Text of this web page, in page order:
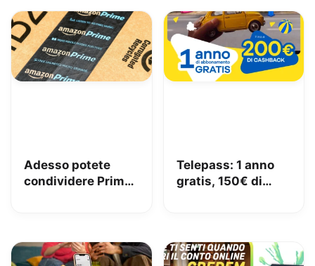
Adesso potete
condividere Prime
Telepass: 1 anno
gratis, 150€ di